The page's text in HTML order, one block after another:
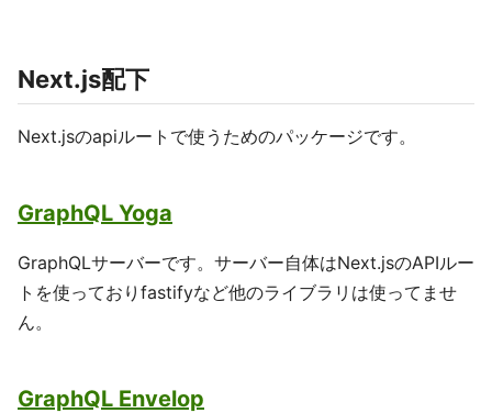
Next.js配下
Next.jsのapiルートで使うためのパッケージです。
GraphQL Yoga
GraphQLサーバーです。サーバー自体はNext.jsのAPIルー
トを使っておりfastifyなど他のライブラリは使ってませ
ん。
GraphQL Envelop